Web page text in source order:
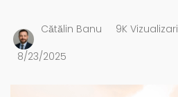
Cătălin Banu 9K Vizualizari
8/23/2025